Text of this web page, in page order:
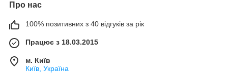
Про нас
100% позитивних з 40 відгуків за рік
Працює з 18.03.2015
м. Київ
Київ, Україна